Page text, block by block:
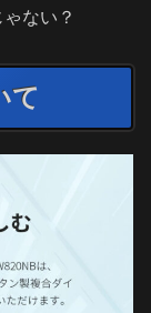
ない？
て